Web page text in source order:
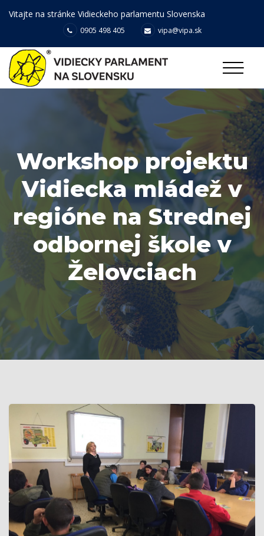
Vitajte na stránke Vidieckeho parlamentu Slovenska
0905 498 405 vipa@vipa.sk
Workshop projektu
Vidiecka mládež v
regióne na Strednej
odbornej škole v
Želovciach